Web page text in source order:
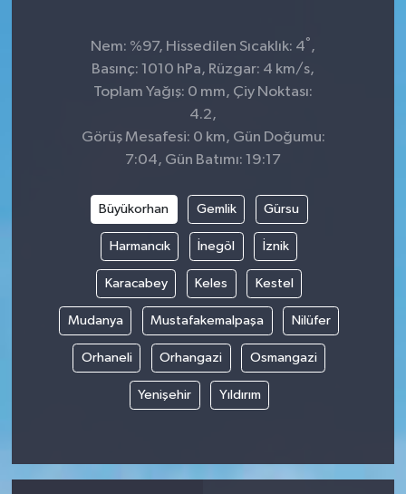
Nem: %97, Hissedilen Sıcaklık: 4°,
Basınç: 1010 hPa, Rüzgar: 4 km/s,
Toplam Yağış: 0 mm, Çiy Noktası:
4.2,
Görüş Mesafesi: 0 km, Gün Doğumu:
7:04, Gün Batımı: 19:17
Büyükorhan Gemlik Gürsu
Harmancık İnegöl İznik
Karacabey Keles Kestel
Mudanya Mustafakemalpaşa Nilüfer
Orhaneli Orhangazi Osmangazi
Yenişehir Yıldırım